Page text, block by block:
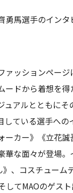
勇馬選手のイン
ァッションペー
ードから着想を
アルとともにそ
している選手へ
カー》《立花
な面々が登場
、コスチュー
してMAOのゲ